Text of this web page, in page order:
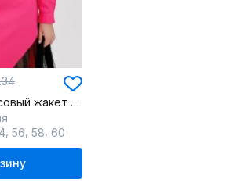
Короткий джинсовый жакет с застежкой на кнопки
56 58 60